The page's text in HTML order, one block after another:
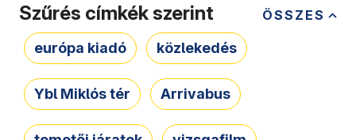
ÖSSZES
Szűrés címkék szerint
európa kiadó közlekedés
Ybl Miklós tér Arrivabus